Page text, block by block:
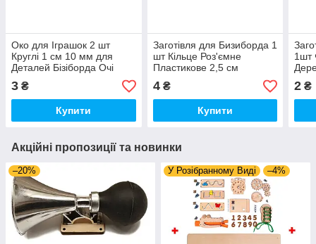
Око для Іграшок 2 шт
Круглі 1 см 10 мм для
Деталей Бізіборда Очі
Оченята для Заготовок
Бізіборда
3 ₴
Купити
Заготівля для Бизиборда 1
шт Кільце Роз'ємне
Пластикове 2,5 см
пластмасове кільце для
бізіборда
4₴
Купити
1шт
2 ₴
Акційні пропозиції та новинки
–20% У Розібранному Виді –4%